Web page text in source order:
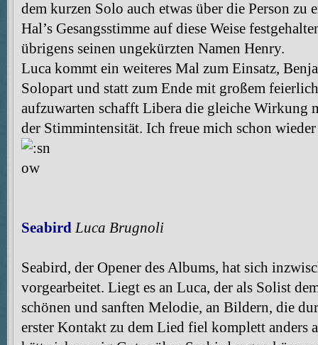
dem kurzen Solo auch etwas über die Person zu
Hal’s Gesangsstimme auf diese Weise
übrigens seinen ungekürzten Namen Henry.
Luca kommt ein weiteres Mal zum Einsatz,
Solopart und statt zum Ende mit großem
aufzuwarten schafft Libera die gleiche Wirkung
der Stimmintensität. Ich freue mich schon
Seabird Luca Brugnoli
Seabird, der Opener des Albums, hat sich
vorgearbeitet. Liegt es an Luca, der als Solist
schönen und sanften Melodie, an Bildern, die
erster Kontakt zu dem Lied fiel komplett anders